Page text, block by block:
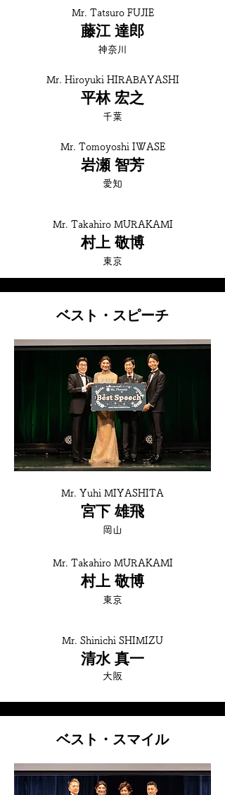
Mr. Tatsuro FUJIE
藤江 達郎
神奈川
Mr. Hiroyuki HIRABAYASHI
平林 宏之
千葉
Mr. Tomoyoshi IWASE
岩瀬 智芳
​愛知
Mr. Takahiro MURAKAMI
村上 敬博
東京
ベスト・スピーチ
Mr. Yuhi MIYASHITA
宮下 雄飛
岡山
Mr. Takahiro MURAKAMI
村上 敬博
東京
Mr. Shinichi SHIMIZU
清水 真一
大阪
ベスト・スマイル